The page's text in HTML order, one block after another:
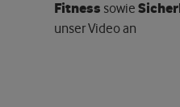
Fitness sowie
unser Video an